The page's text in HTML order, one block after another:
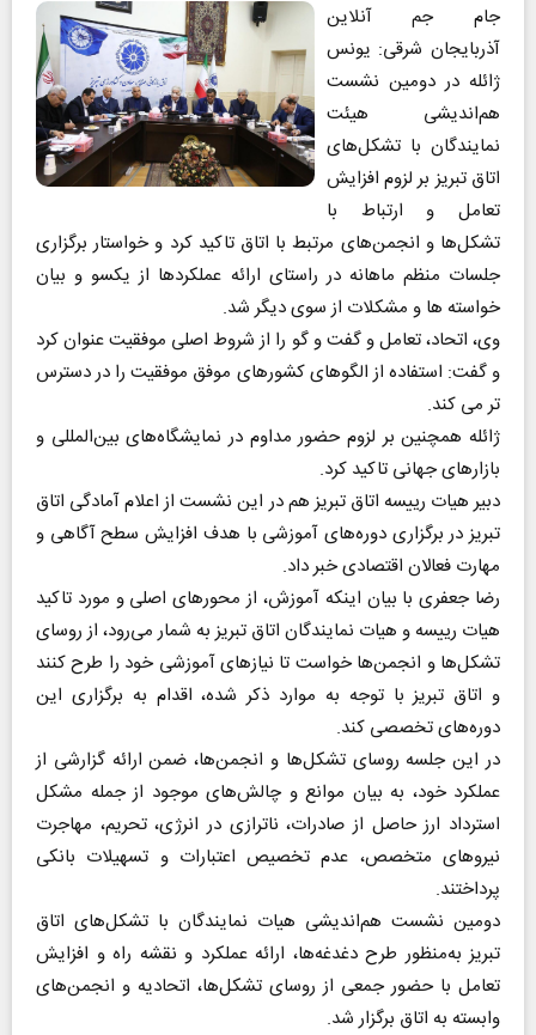
جام جم آنلاین
آذربایجان شرقی: یونس
ژائله در دومین نشست
هم‌اندیشی هیئت
نمایندگان با تشکل‌های
اتاق تبریز بر لزوم افزایش
تعامل و ارتباط با
تشکل‌ها و انجمن‌های مرتبط با اتاق تاکید کرد و خواستار برگزاری
جلسات منظم ماهانه در راستای ارائه عملکردها از یکسو و بیان
خواسته‌ ها و مشکلات از سوی دیگر شد.
وی، اتحاد، تعامل و گفت و گو را از شروط اصلی موفقیت عنوان کرد
و گفت: استفاده از الگوهای کشورهای موفق موفقیت را در دسترس
تر می کند.
ژائله همچنین بر لزوم حضور مداوم در نمایشگاه‌های بین‌المللی و
بازارهای جهانی تاکید کرد.
دبیر هیات رییسه اتاق تبریز هم در این نشست از اعلام آمادگی اتاق
تبریز در برگزاری دوره‌های آموزشی با هدف افزایش سطح آگاهی و
مهارت فعالان اقتصادی خبر داد.
رضا جعفری با بیان اینکه آموزش، از محورهای اصلی و مورد تاکید
هیات رییسه و هیات نمایندگان اتاق تبریز به‌ شمار می‌رود، از روسای
تشکل‌ها و انجمن‌ها خواست تا نیازهای آموزشی خود را طرح کنند
و اتاق تبریز با توجه به موارد ذکر شده، اقدام به برگزاری این
دوره‌های تخصصی کند.
در این جلسه روسای تشکل‌ها و انجمن‌ها، ضمن ارائه گزارشی از
عملکرد خود، به بیان موانع و چالش‌های موجود از جمله مشکل
استرداد ارز حاصل از صادرات، ناترازی در انرژی، تحریم، مهاجرت
نیروهای متخصص، عدم تخصیص اعتبارات و تسهیلات بانکی
پرداختند.
دومین نشست هم‌اندیشی هیات نمایندگان با تشکل‌های اتاق
تبریز به‌منظور طرح دغدغه‌ها، ارائه عملکرد و نقشه راه و افزایش
تعامل با حضور جمعی از روسای تشکل‌ها، اتحادیه و انجمن‌های
وابسته به اتاق برگزار شد.